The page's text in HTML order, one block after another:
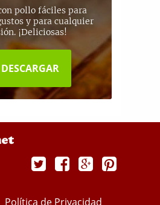
pollo fáciles para
y para cualquier
¡Deliciosas!
DESCARGAR
Política de Privacidad